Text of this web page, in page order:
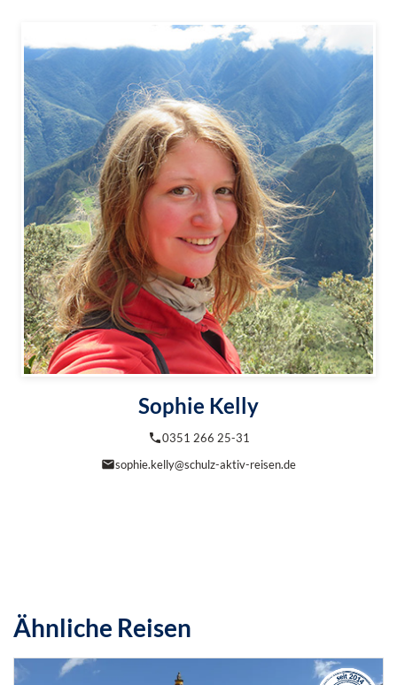
Sophie Kelly
0351 266 25-31
sophie.kelly@schulz-aktiv-reisen.de
Ähnliche Reisen